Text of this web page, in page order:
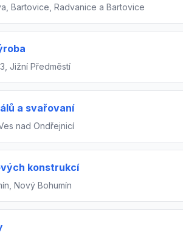
Bartovice, Radvanice a Bartovice
Jižní Předměstí
a svařovaní
nad Ondřejnicí
konstrukcí
Nový Bohumín